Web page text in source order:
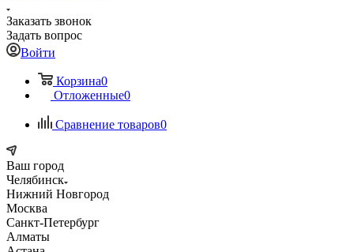
Заказать звонок
Задать вопрос
Войти
Корзина0
Отложенные0
Сравнение товаров0
Ваш город
Челябинск
Нижний Новгород
Москва
Санкт-Петербург
Алматы